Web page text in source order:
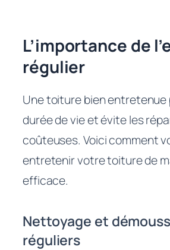
L’importance de
régulier
Une toiture bien entretenue
durée de vie et évite les
coûteuses. Voici comment
entretenir votre toiture de
efficace.
Nettoyage et
réguliers